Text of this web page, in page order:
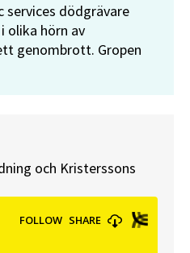
services dödgrävare
hörn av
genombrott. Gropen
och Kristerssons